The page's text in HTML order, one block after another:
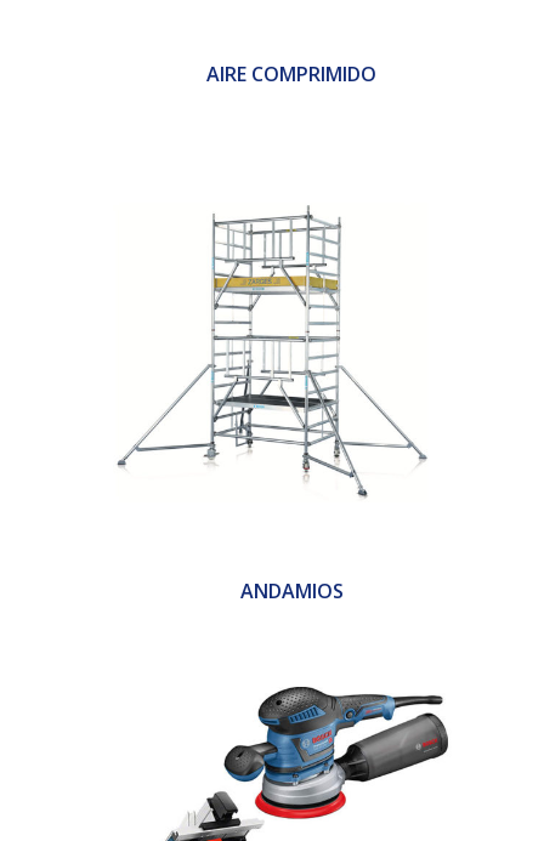
AIRE COMPRIMIDO
ANDAMIOS